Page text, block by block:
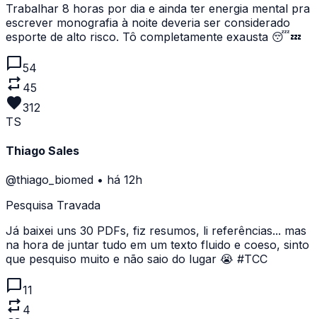
Trabalhar 8 horas por dia e ainda ter energia mental pra
escrever monografia à noite deveria ser considerado
esporte de alto risco. Tô completamente exausta 😴💤
chat_bubble54
repeat 45
favorite312
TS
Thiago Sales
@thiago_biomed • há 12h
Pesquisa Travada
Já baixei uns 30 PDFs, fiz resumos, li referências... mas
na hora de juntar tudo em um texto fluido e coeso, sinto
que pesquiso muito e não saio do lugar 😭 #TCC
chat_bubble11
repeat 4